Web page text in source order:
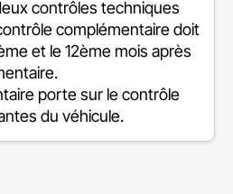
contrôles techniques
complémentaire doit
et le 12ème mois après
porte sur le contrôle
du véhicule.